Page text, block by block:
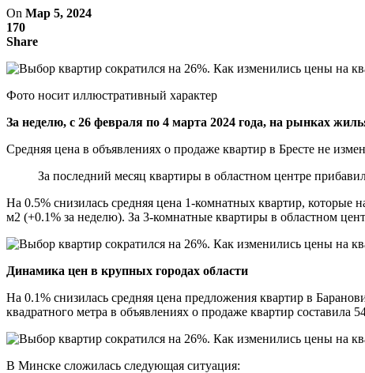
On Мар 5, 2024
170
Share
Фото носит иллюстративный характер
За неделю, c 26 февраля по 4 марта 2024 года, на рынках
Средняя цена в объявлениях о продаже квартир в Бресте не
За последний месяц квартиры в областном центре
На 0.5% снизилась средняя цена 1-комнатных квартир, которые
м2 (+0.1% за неделю). За 3-комнатные квартиры в областном
Динамика цен в крупных городах области
На 0.1% снизилась средняя цена предложения квартир в
квадратного метра в объявлениях о продаже квартир составила
В Минске сложилась следующая ситуация: